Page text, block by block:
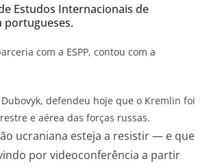
Estudos Internacionais de
portugueses.
com a ESPP, contou com a
defendeu hoje que o Kremlin foi
e aérea das forças russas.
ucraniana esteja a resistir — e que
por videoconferência a partir